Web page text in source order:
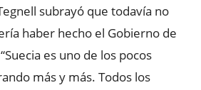
subrayó que todavía no
haber hecho el Gobierno de
es uno de los pocos
más y más. Todos los